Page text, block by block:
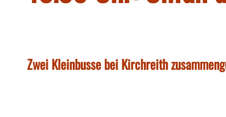
Zwei Kleinbusse bei Kirchreith